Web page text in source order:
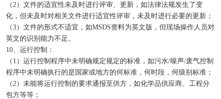
（2）文件的适宜性未及时进行评审、更新，如法律法规发生了变
化，但未及时对相关文件进行适宜性评审，未及时进行必要的更新；
（3）文件的形式不适宜，如MSDS资料为英文版，但现场操作人员对
英文的识别能力不足。
10、运行控制：
（1）运行控制程序中未明确规定规定的标准，如污水/噪声/废气控制
程序中未明确执行的是国家或地方的何标准，何时段，何级别标准；
（2）未能将运行控制的要求通报至供方，如化学品供应商、工程分
包方等等；